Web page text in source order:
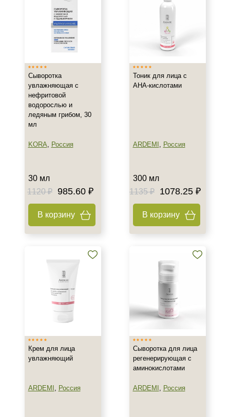
Сыворотка
увлажняющая с
нефритовой
водорослью и
ледяным грибом, 30
мл
KORA, Россия
30 мл
1120 ₽ 985.60 ₽
В корзину
Тоник для лица с
АНА-кислотами
ARDEMI , Россия
300 мл
1135 ₽
1078.25 ₽
В корзину
Крем для лица
увлажняющий
ARDEMI , Россия
Сыворотка для лица
регенерирующая с
аминокислотами
ARDEMI , Россия